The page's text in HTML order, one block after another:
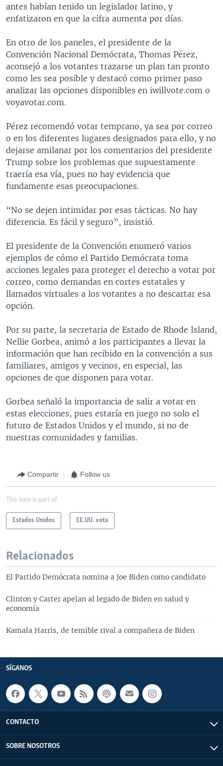
antes habían tenido un legislador latino, y
enfatizaron en que la cifra aumenta por días.
En otro de los paneles, el presidente de la
Convención Nacional Demócrata, Thomas Pérez,
aconsejó a los votantes trazarse un plan tan pronto
como les sea posible y destacó como primer paso
analizar las opciones disponibles en iwillvote.com o
voyavotar.com.
Pérez recomendó votar temprano, ya sea por correo
o en los diferentes lugares designados para ello, y no
dejarse amilanar por los comentarios del presidente
Trump sobre los problemas que supuestamente
traería esa vía, pues no hay evidencia que
fundamente esas preocupaciones.
“No se dejen intimidar por esas tácticas. No hay
diferencia. Es fácil y seguro”, insistió.
El presidente de la Convención enumeró varios
ejemplos de cómo el Partido Demócrata toma
acciones legales para proteger el derecho a votar por
correo, como demandas en cortes estatales y
llamados virtuales a los votantes a no descartar esa
opción.
Por su parte, la secretaria de Estado de Rhode Island,
Nellie Gorbea, animó a los participantes a llevar la
información que han recibido en la convención a sus
familiares, amigos y vecinos, en especial, las
opciones de que disponen para votar.
Gorbea señaló la importancia de salir a votar en
estas elecciones, pues estaría en juego no solo el
futuro de Estados Unidos y el mundo, si no de
nuestras comunidades y familias.
Compartir Follow us
This item is part of
Estados Unidos EE.UU. vota
Relacionados
El Partido Demócrata nomina a Joe Biden como candidato
Clinton y Carter apelan al legado de Biden en salud y
economía
Kamala Harris, de temible rival a compañera de Biden
SÍGANOS
CONTACTO
SOBRE NOSOTROS